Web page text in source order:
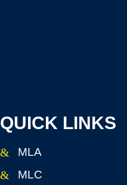
QUICK LINKS
MLA
MLC